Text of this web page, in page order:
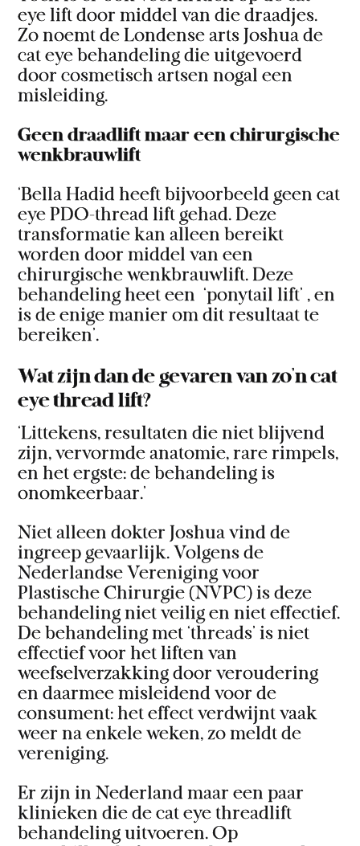
eye lift door middel van die draadjes.
Zo noemt de Londense arts Joshua de
cat eye behandeling die uitgevoerd
door cosmetisch artsen nogal een
misleiding.
Geen draadlift maar een chirurgische
wenkbrauwlift
‘Bella Hadid heeft bijvoorbeeld geen cat
eye PDO-thread lift gehad. Deze
transformatie kan alleen bereikt
worden door middel van een
chirurgische wenkbrauwlift. Deze
behandeling heet een ‘ponytail lift’ , en
is de enige manier om dit resultaat te
bereiken’.
Wat zijn dan de gevaren van zo’n cat
eye thread lift?
‘Littekens, resultaten die niet blijvend
zijn, vervormde anatomie, rare rimpels,
en het ergste: de behandeling is
onomkeerbaar.’
Niet alleen dokter Joshua vind de
ingreep gevaarlijk. Volgens de
Nederlandse Vereniging voor
Plastische Chirurgie (NVPC) is deze
behandeling niet veilig en niet effectief.
De behandeling met ‘threads’ is niet
effectief voor het liften van
weefselverzakking door veroudering
en daarmee misleidend voor de
consument: het effect verdwijnt vaak
weer na enkele weken, zo meldt de
vereniging.
Er zijn in Nederland maar een paar
klinieken die de cat eye threadlift
behandeling uitvoeren. Op